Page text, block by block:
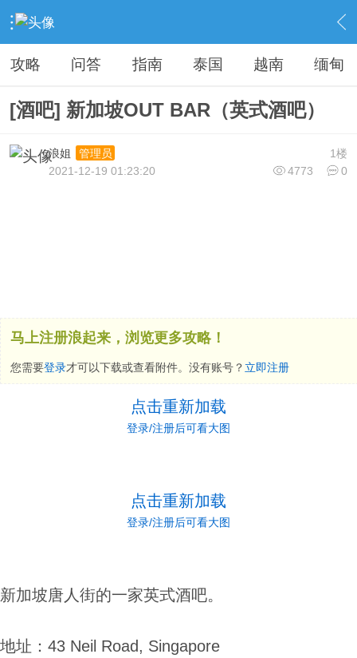
› 港台新加坡 › 新加坡 › 内容
攻略 问答 指南 泰国 越南 缅甸
[酒吧] 新加坡OUT BAR（英式酒吧）
1楼
浪姐
管理员
4773
0
2021-12-19 01:23:20
马上注册浪起来，浏览更多攻略！
您需要登录才可以下载或查看附件。没有账号？ 立即注册
点击重新加载
登录/注册后可看大图
点击重新加载
登录/注册后可看大图
新加坡唐人街的一家英式酒吧。
地址：43 Neil Road, Singapore